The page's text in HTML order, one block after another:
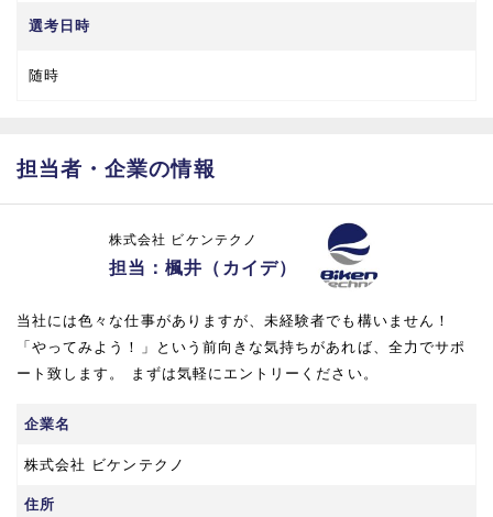
選考日時
随時
担当者・企業の情報
株式会社 ビケンテクノ
担当：楓井（カイデ）
当社には色々な仕事がありますが、未経験者でも構いません！
「やってみよう！」という前向きな気持ちがあれば、全力でサポ
ート致します。 まずは気軽にエントリーください。
企業名
株式会社 ビケンテクノ
住所